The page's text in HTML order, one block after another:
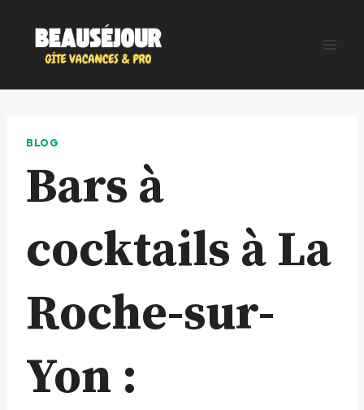
contenu
BLOG
Bars à
cocktails à La
Roche-sur-
Yon :